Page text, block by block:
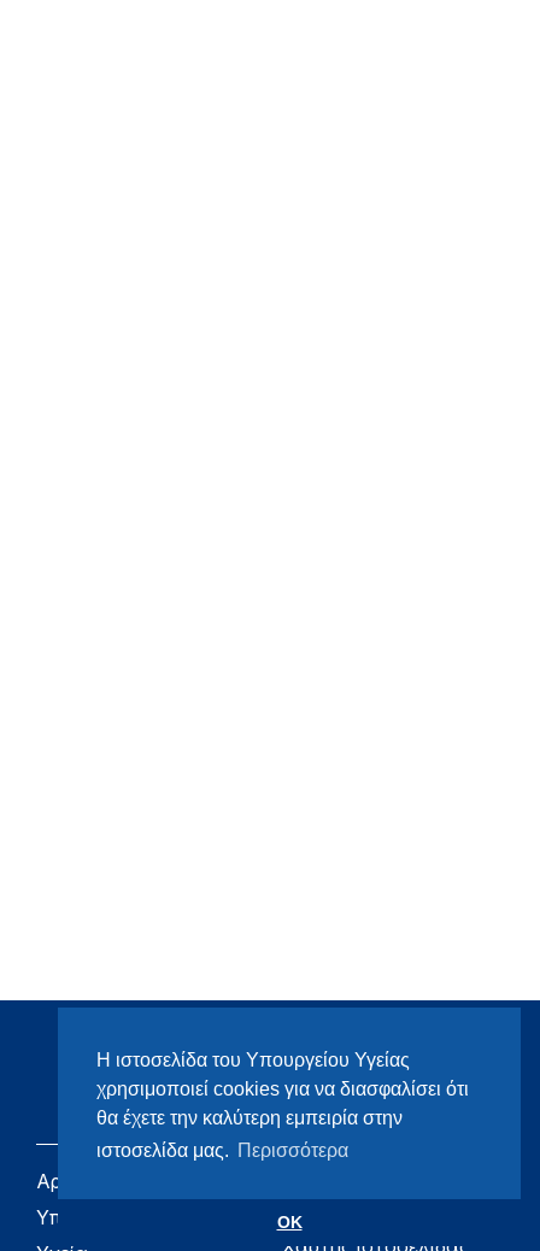
Η ιστοσελίδα του Υπουργείου Υγείας
χρησιμοποιεί cookies για να διασφαλίσει ότι
θα έχετε την καλύτερη εμπειρία στην
ιστοσελίδα μας. Περισσότερα
OK
Αρχική
Υπουργείο
Υγεία
Χάρτης ιστοσελίδας